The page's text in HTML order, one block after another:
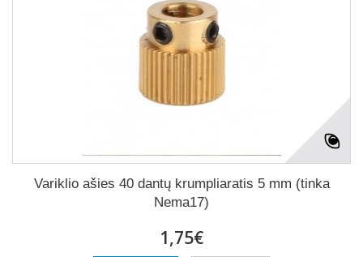
Variklio ašies 40 dantų krumpliaratis 5 mm (tinka
Nema17)
1,75€